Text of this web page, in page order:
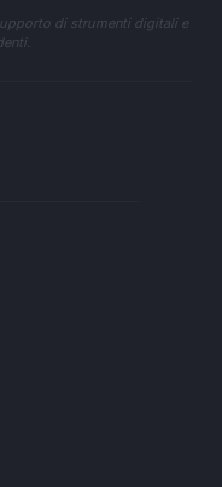
di strumenti digitali e